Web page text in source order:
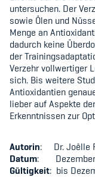
untersuchen. Der
sowie Ölen und
Menge an
dadurch keine
der
Verzehr vollwertiger
sich. Bis weitere
Antioxidantien
lieber auf Aspekte
Erkenntnissen zur
Autorin: Dr. Joëlle
Datum: Dezember
Gültigkeit: bis